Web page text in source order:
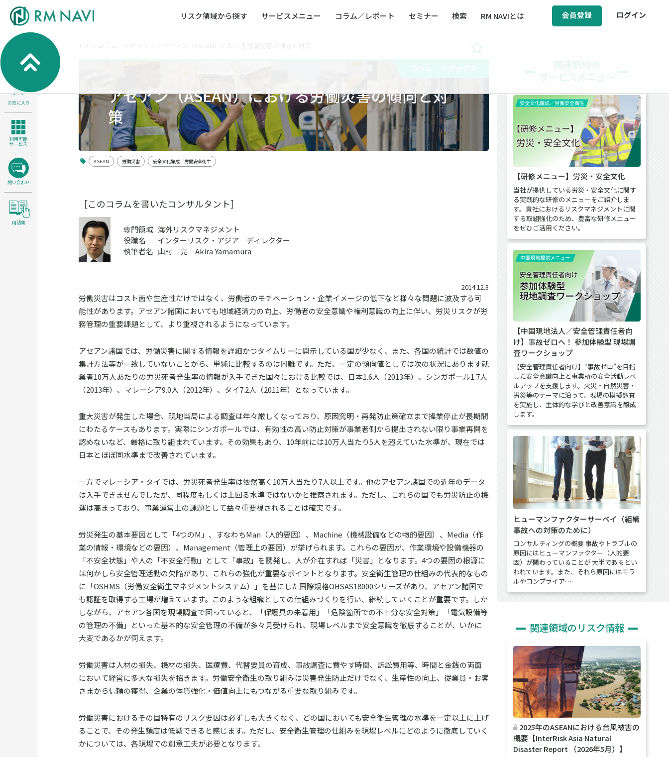
リスク領域から探す サービスメニュー コラム／レポート セミナー 検索 RM NAVIとは 会員登録 ログイン
BCP／BCM（事業継続マネジメント）
サステナビリティ経営支援
人権・人的資本課題解決支援
安全文化醸成／労働安全衛生
医療／介護／障害福祉／子ども・児童福祉等
全社的リスク管理（ERM）
危機管理
製品安全・食品安全
コンプライアンス・内部統制 海外
検索
お気に入り
利用可能
サービス
問い合わせ
用語集
アセアン（ASEAN）における労働災害の傾向と対
策
ASEAN 労働災害 安全文化醸成／労働安全衛生
［このコラムを書いたコンサルタント］
専門領域 海外リスクマネジメント
役職名
インターリスク・アジア ディレクター
執筆者名 山村 亮 Akira Yamamura
2014.12.3
労働災害はコスト面や生産性だけではなく、労働者のモチベーション・企業イメージの低下など様々な問題に波及する可
能性があります。アセアン諸国においても地域経済力の向上、労働者の安全意識や権利意識の向上に伴い、労災リスクが労
務管理の重要課題として、より重視されるようになっています。
アセアン諸国では、労働災害に関する情報を詳細かつタイムリーに開示している国が少なく、また、各国の統計では数値の
集計方法等が一致していないことから、単純に比較するのは困難です。ただ、一定の傾向値としては次の状況にあります就
業者10万人あたりの労災死者発生率の情報が入手できた国々における比較では、日本1.6人（2013年）、シンガポール1.7人
（2013年）、マレーシア9.0人（2012年）、タイ7.2人（2011年）となっています。
重大災害が発生した場合、現地当局による調査は年々厳しくなっており、原因究明・再発防止策確立まで操業停止が長期間
にわたるケースもあります。実際にシンガポールでは、有効性の高い防止対策が事業者側から提出されない限り事業再開を
認めないなど、厳格に取り組まれています。その効果もあり、10年前には10万人当たり5人を超えていた水準が、現在では
日本とほぼ同水準まで改善されています。
一方でマレーシア・タイでは、労災死者発生率は依然高く10万人当たり7人以上です。他のアセアン諸国での近年のデータ
は入手できませんでしたが、同程度もしくは上回る水準ではないかと推察されます。ただし、これらの国でも労災防止の機
運は高まっており、事業運営上の課題として益々重要視されることは確実です。
労災発生の基本要因として「4つのM」、すなわちMan（人的要因）、Machine（機械設備などの物的要因）、Media（作
業の情報・環境などの要因）、Management（管理上の要因）が挙げられます。これらの要因が、作業環境や設備機器の
「不安全状態」や人の「不安全行動」として「事故」を誘発し、人が介在すれば「災害」となります。4つの要因の根源に
は何かしら安全管理活動の欠陥があり、これらの強化が重要なポイントとなります。安全衛生管理の仕組みの代表的なもの
に「OSHMS（労働安全衛生マネジメントシステム）」を基にした国際規格OHSAS18000シリーズがあり、アセアン諸国で
も認証を取得する工場が増えています。このような組織としての仕組みづくりを行い、継続していくことが重要です。しか
しながら、アセアン各国を現場調査で回っていると、「保護具の未着用」「危険箇所での不十分な安全対策」「電気設備等
の管理の不備」といった基本的な安全管理の不備が多々見受けられ、現場レベルまで安全意識を徹底することが、いかに
大変であるかが伺えます。
労働災害は人材の損失、機材の損失、医療費、代替要員の育成、事故調査に費やす時間、訴訟費用等、時間と金銭の両面
において経営に多大な損失を招きます。労働安全衛生の取り組みは災害発生防止だけでなく、生産性の向上、従業員・お客
さまから信頼の獲得、企業の体質強化・価値向上にもつながる重要な取り組みです。
労働災害におけるその国特有のリスク要因は必ずしも大きくなく、どの国においても安全衛生管理の水準を一定以上に上げ
ることで、その発生頻度は低減できると感じます。ただし、安全衛生管理の仕組みを現場レベルにどのように徹底していく
かについては、各現場での創意工夫が必要となります。
【研修メニュー】労災・安全文化
当社が提供している労災・安全文化に関す
る実践的な研修のメニューをご紹介しま
す。貴社におけるリスクマネジメントに関
する取組強化のため、豊富な研修メニュー
をぜひご活用ください。
【中国現地法人／安全管理責任者向
け】事故ゼロへ！ 参加体験型 現場調
査ワークショップ
【安全管理責任者向け】“事故ゼロ”を目指
した安全意識向上と事業所の安全活動レベ
ルアップを支援します。火災・自然災害・
労災等のテーマに沿って、現場の模擬調査
を実施し、主体的な学びと改善意識を醸成
します。
ヒューマンファクターサーベイ（組織
事故への対策のために）
コンサルティングの概要 事故やトラブルの
原因にはヒューマンファクター（人的要
因）が関わっていることが 大半であるとい
われています。また、それら原因にはモラ
ルやコンプライア…
関連領域のリスク情報
2025年のASEANにおける台風被害の
概要【InterRisk Asia Natural
Disaster Report （2026年5月）】